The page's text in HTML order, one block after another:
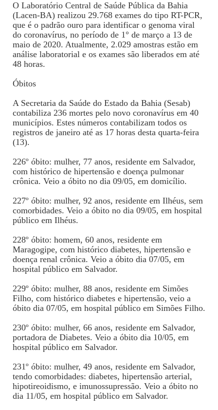
O Laboratório Central de Saúde Pública da Bahia
(Lacen-BA) realizou 29.768 exames do tipo RT-PCR,
que é o padrão ouro para identificar o genoma viral
do coronavírus, no período de 1° de março a 13 de
maio de 2020. Atualmente, 2.029 amostras estão em
análise laboratorial e os exames são liberados em até
48 horas.
Óbitos
A Secretaria da Saúde do Estado da Bahia (Sesab)
contabiliza 236 mortes pelo novo coronavírus em 40
municípios. Estes números contabilizam todos os
registros de janeiro até as 17 horas desta quarta-feira
(13).
226º óbito: mulher, 77 anos, residente em Salvador,
com histórico de hipertensão e doença pulmonar
crônica. Veio a óbito no dia 09/05, em domicílio.
227º óbito: mulher, 92 anos, residente em Ilhéus, sem
comorbidades. Veio a óbito no dia 09/05, em hospital
público em Ilhéus.
228º óbito: homem, 60 anos, residente em
Maragogipe, com histórico diabetes, hipertensão e
doença renal crônica. Veio a óbito dia 07/05, em
hospital público em Salvador.
229º óbito: mulher, 88 anos, residente em Simões
Filho, com histórico diabetes e hipertensão, veio a
óbito dia 07/05, em hospital público em Simões Filho.
230º óbito: mulher, 66 anos, residente em Salvador,
portadora de Diabetes. Veio a óbito dia 10/05, em
hospital público em Salvador.
231º óbito: mulher, 49 anos, residente em Salvador,
tendo comorbidades: diabetes, hipertensão arterial,
hipotireoidismo, e imunossupressão. Veio a óbito no
dia 11/05, em hospital público em Salvador.